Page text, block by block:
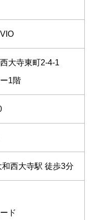
大寺東町2-4-1
1階
西大寺駅 徒歩3分
ド